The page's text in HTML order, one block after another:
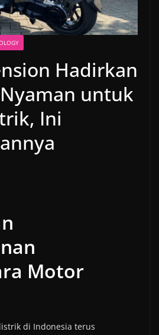
Hadirkan
untuk
Ini
Motor
di Indonesia terus